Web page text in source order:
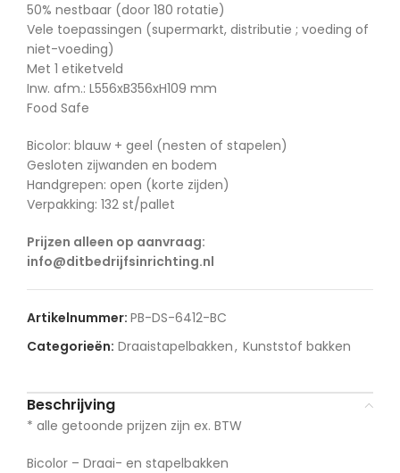
50% nestbaar (door 180 rotatie)
Vele toepassingen (supermarkt, distributie ; voeding of
niet-voeding)
Met 1 etiketveld
Inw. afm.: L556xB356xH109 mm
Food Safe
Bicolor: blauw + geel (nesten of stapelen)
Gesloten zijwanden en bodem
Handgrepen: open (korte zijden)
Verpakking: 132 st/pallet
Prijzen alleen op aanvraag:
info@ditbedrijfsinrichting.nl
Artikelnummer: PB-DS-6412-BC
Categorieën: Draaistapelbakken, Kunststof bakken
Beschrijving
* alle getoonde prijzen zijn ex. BTW
Bicolor – Draai- en stapelbakken